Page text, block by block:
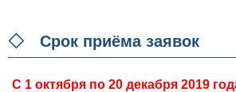
◇ Срок приёма заявок
C 1 октября по 20 декабря 2019